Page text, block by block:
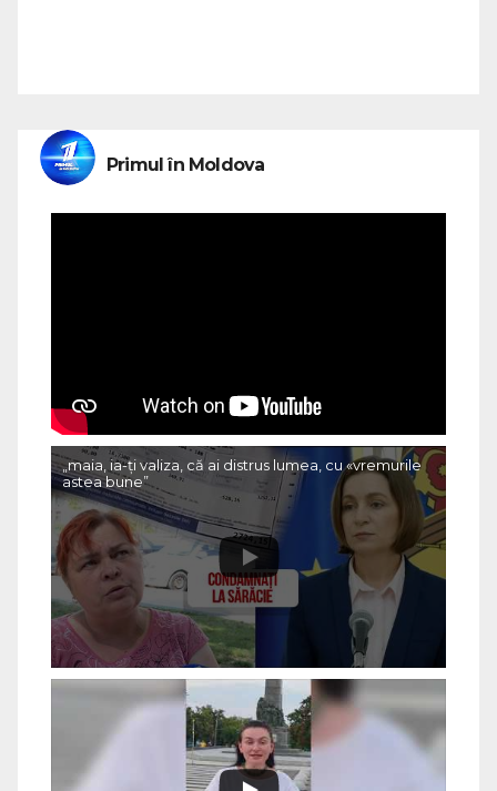
Primul în Moldova
„maia, ia-ți valiza, că ai distrus lumea, cu «vremurile
astea bune”